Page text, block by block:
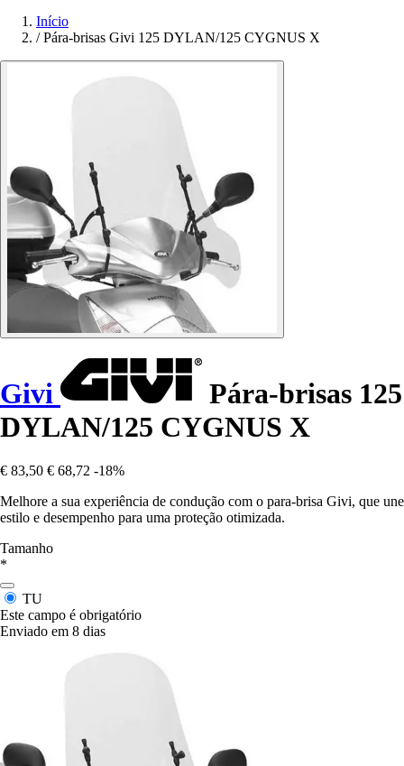
Início
/ Pára-brisas Givi 125 DYLAN/125 CYGNUS X
Givi
Pára-brisas 125
DYLAN/125 CYGNUS X
€ 83,50 € 68,72 -18%
Melhore a sua experiência de condução com o para-brisa Givi, que une
estilo e desempenho para uma proteção otimizada.
Tamanho
*
TU
Este campo é obrigatório
Enviado em 8 dias